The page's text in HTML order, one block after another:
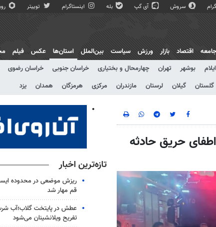
سروش آی گپ بله اینستاگرام توییتر
جامعه اقتصاد بازار ورزش سیاست بین‌الملل
استان‌ها
ایلام بوشهر تهران چهارمحال و بختیاری خراسان جنوبی خراسان رضوی
گلستان گیلان لرستان مازندران مرکزی هرمزگان همدان یزد
عکس فیلم
حریق حادثه
تازه‌ترین اخبار
قم مهار شد
عطش در پایتخت گلاب؛آب
تفریح ویلانشینان می‌شود